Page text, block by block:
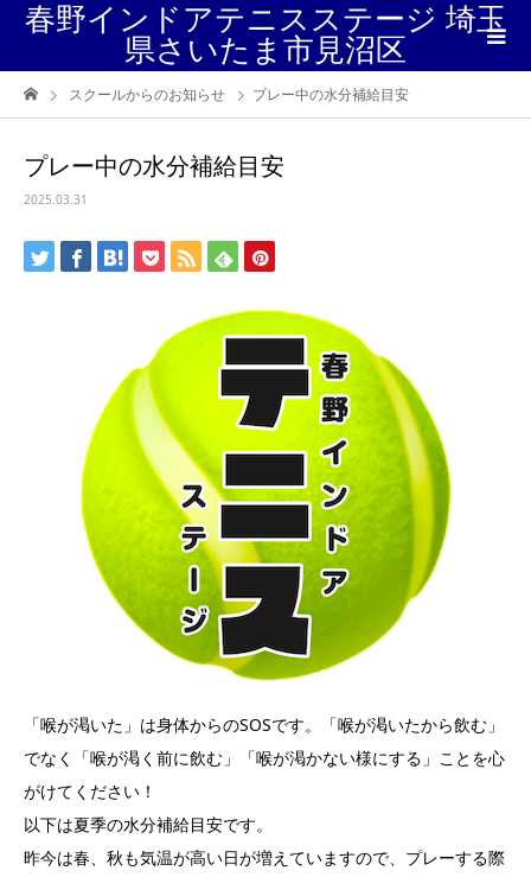
春野インドアテニスステージ 埼玉
県さいたま市見沼区
スクールからのお知らせ プレー中の水分補給目安
プレー中の水分補給目安
2025.03.31
「喉が渇いた」は身体からのSOSです。「喉が渇いたから飲む」
でなく「喉が渇く前に飲む」「喉が渇かない様にする」ことを心
がけてください！
以下は夏季の水分補給目安です。
昨今は春、秋も気温が高い日が増えていますので、プレーする際